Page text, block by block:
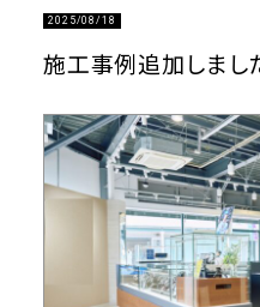
2025/08/18
施工事例追加しまし